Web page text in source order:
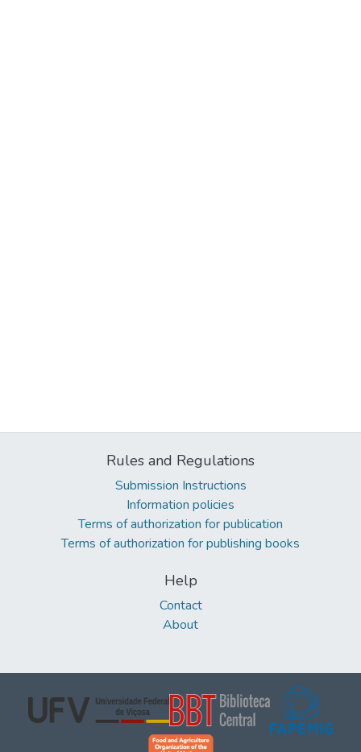
Rules and Regulations
Submission Instructions
Information policies
Terms of authorization for publication
Terms of authorization for publishing books
Help
Contact
About